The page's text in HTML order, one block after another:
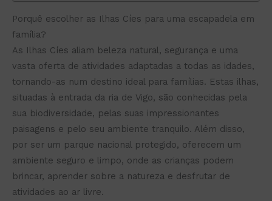
Porquê escolher as Ilhas Cíes para uma escapadela em
família?
As Ilhas Cíes aliam beleza natural, segurança e uma
vasta oferta de atividades adaptadas a todas as idades,
tornando-as num destino ideal para famílias. Estas ilhas,
situadas à entrada da ria de Vigo, são conhecidas pela
sua biodiversidade, pelas suas impressionantes
paisagens e pelo seu ambiente tranquilo. Além disso,
por ser um parque nacional protegido, oferecem um
ambiente seguro e limpo, onde as crianças podem
brincar, aprender sobre a natureza e desfrutar de
atividades ao ar livre.